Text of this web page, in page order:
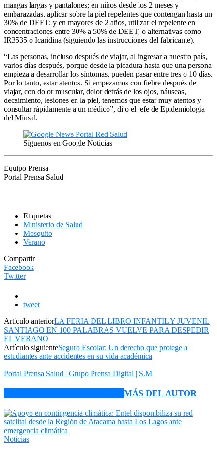
mangas largas y pantalones; en niños desde los 2 meses y
embarazadas, aplicar sobre la piel repelentes que contengan hasta un
30% de DEET; y en mayores de 2 años, utilizar el repelente en
concentraciones entre 30% a 50% de DEET, o alternativas como
IR3535 o Icaridina (siguiendo las instrucciones del fabricante).
“Las personas, incluso después de viajar, al ingresar a nuestro país,
varios días después, porque desde la picadura hasta que una persona
empieza a desarrollar los síntomas, pueden pasar entre tres o 10 días.
Por lo tanto, estar atentos. Si empezamos con fiebre después de
viajar, con dolor muscular, dolor detrás de los ojos, náuseas,
decaimiento, lesiones en la piel, tenemos que estar muy atentos y
consultar rápidamente a un médico”, dijo el jefe de Epidemiología
del Minsal.
Síguenos en Google Noticias
Equipo Prensa
Portal Prensa Salud
Etiquetas
Ministerio de Salud
Mosquito
Verano
Compartir
Facebook
Twitter
tweet
Artículo anteriorLA FERIA DEL LIBRO INFANTIL Y JUVENIL
SANTIAGO EN 100 PALABRAS VUELVE PARA DESPEDIR
EL VERANO
Artículo siguienteSeguro Escolar: Un derecho que protege a
estudiantes ante accidentes en su vida académica
Portal Prensa Salud | Grupo Prensa Digital | S.M
MÁS DEL AUTOR
Noticias